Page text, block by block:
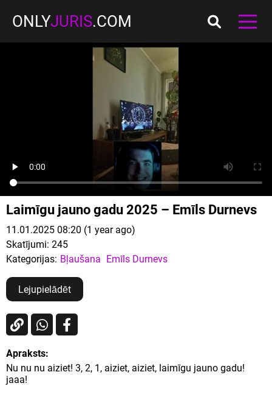
ONLYJURIS.COM
Laimīgu jauno gadu 2025 – Emīls Durnevs
11.01.2025 08:20 (1 year ago)
Skatījumi: 245
Kategorijas: Bļaušana Emīls Durnevs
Lejupielādēt
Apraksts:
Nu nu nu aiziet! 3, 2, 1, aiziet, aiziet, laimīgu jauno gadu!
jaaa!